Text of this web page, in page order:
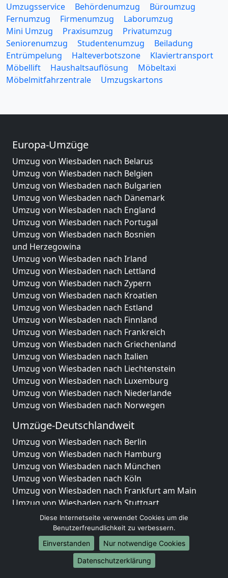
Umzugsservice Behördenumzug
Büroumzug
Fernumzug
Firmenumzug
Laborumzug
Mini Umzug
Praxisumzug
Privatumzug
Seniorenumzug
Studentenumzug
Beiladung
Entrümpelung
Halteverbotszone
Klaviertransport
Möbellift
Haushaltsauflösung
Möbeltaxi
Möbelmitfahrzentrale
Umzugskartons
Europa-Umzüge
Umzug von Wiesbaden nach Belarus
Umzug von Wiesbaden nach Belgien
Umzug von Wiesbaden nach Bulgarien
Umzug von Wiesbaden nach Dänemark
Umzug von Wiesbaden nach England
Umzug von Wiesbaden nach Portugal
Umzug von Wiesbaden nach Bosnien
und Herzegowina
Umzug von Wiesbaden nach Irland
Umzug von Wiesbaden nach Lettland
Umzug von Wiesbaden nach Zypern
Umzug von Wiesbaden nach Kroatien
Umzug von Wiesbaden nach Estland
Umzug von Wiesbaden nach Finnland
Umzug von Wiesbaden nach Frankreich
Umzug von Wiesbaden nach Griechenland
Umzug von Wiesbaden nach Italien
Umzug von Wiesbaden nach Liechtenstein
Umzug von Wiesbaden nach Luxemburg
Umzug von Wiesbaden nach Niederlande
Umzug von Wiesbaden nach Norwegen
Umzüge-Deutschlandweit
Umzug von Wiesbaden nach Berlin
Umzug von Wiesbaden nach Hamburg
Umzug von Wiesbaden nach München
Umzug von Wiesbaden nach Köln
Umzug von Wiesbaden nach Frankfurt am Main
Umzug von Wiesbaden nach Stuttgart
Umzug von Wiesbaden nach Düsseldorf
Umzug von Wiesbaden nach Leipzig
Umzug von Wiesbaden nach Dortmund
Umzug von Wiesbaden nach Essen
Umzug von Wiesbaden nach Bremen
Diese Internetseite verwendet Cookies um die
Benutzerfreundlichkeit zu verbessern.
Einverstanden
Nur notwendige Cookies
Datenschutzerklärung